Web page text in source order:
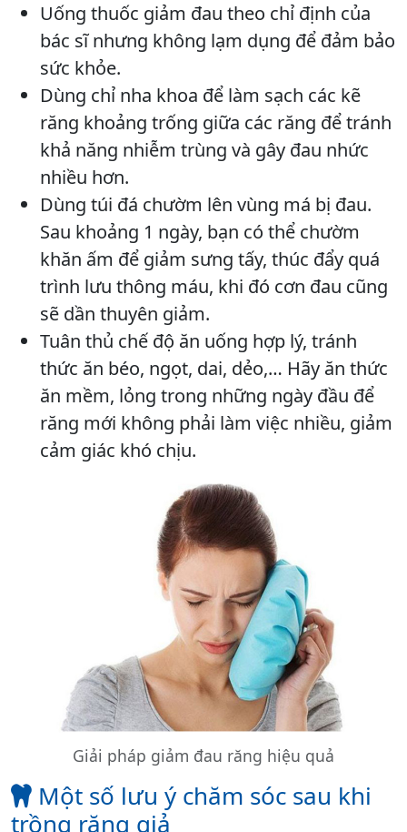
Uống thuốc giảm đau theo chỉ định của
bác sĩ nhưng không lạm dụng để đảm bảo
sức khỏe.
Dùng chỉ nha khoa để làm sạch các kẽ
răng khoảng trống giữa các răng để tránh
khả năng nhiễm trùng và gây đau nhức
nhiều hơn.
Dùng túi đá chườm lên vùng má bị đau.
Sau khoảng 1 ngày, bạn có thể chườm
khăn ấm để giảm sưng tấy, thúc đẩy quá
trình lưu thông máu, khi đó cơn đau cũng
sẽ dần thuyên giảm.
Tuân thủ chế độ ăn uống hợp lý, tránh
thức ăn béo, ngọt, dai, dẻo,… Hãy ăn thức
ăn mềm, lỏng trong những ngày đầu để
răng mới không phải làm việc nhiều, giảm
cảm giác khó chịu.
Giải pháp giảm đau răng hiệu quả
Một số lưu ý chăm sóc sau khi
trồng răng giả